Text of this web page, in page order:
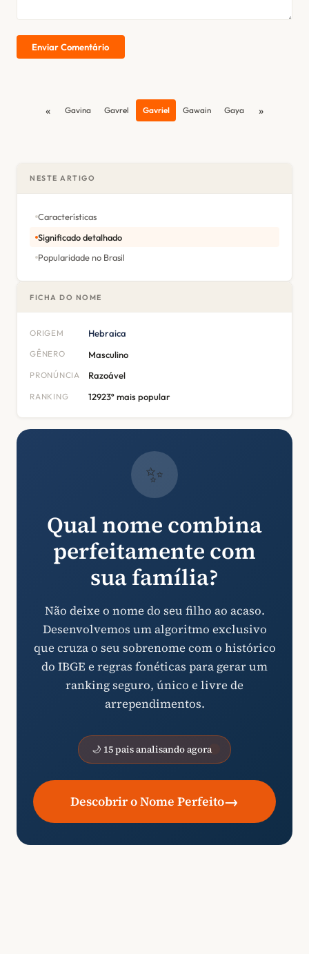
Enviar Comentário
« Gavina Gavrel Gavriel Gawain Gaya »
NESTE ARTIGO
Características
Significado detalhado
Popularidade no Brasil
FICHA DO NOME
ORIGEM Hebraica
GÊNERO Masculino
PRONÚNCIA Razoável
RANKING 12923º mais popular
✨
Qual nome combina
perfeitamente com
sua família?
Não deixe o nome do seu filho ao acaso.
Desenvolvemos um algoritmo exclusivo
que cruza o seu sobrenome com o histórico
do IBGE e regras fonéticas para gerar um
ranking seguro, único e livre de
arrependimentos.
🌙 15 pais analisando agora
Descobrir o Nome Perfeito→